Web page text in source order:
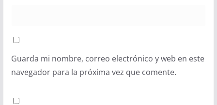
Guarda mi nombre, correo electrónico y web en este
navegador para la próxima vez que comente.